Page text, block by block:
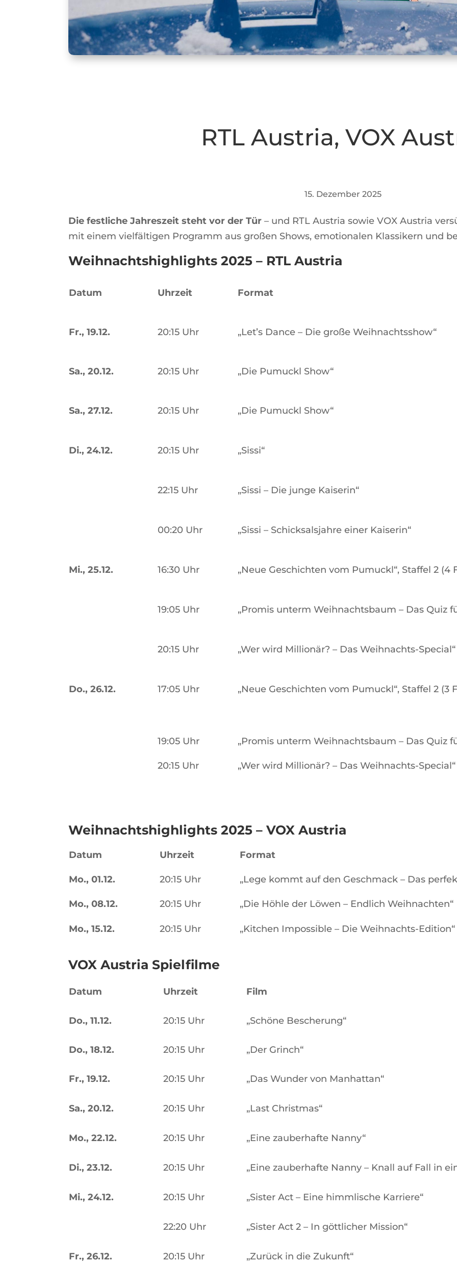
RTL Austria, VOX
15. Dezember 2025
Die festliche Jahreszeit steht vor der Tür – und RTL Austria sowie VOX Austria
mit einem vielfältigen Programm aus großen Shows, emotionalen Klassikern und
Weihnachtshighlights 2025 – RTL Austria
Datum Uhrzeit Format
Fr., 19.12. 20:15 Uhr „Let’s Dance – Die große Weihnachtsshow“
Sa., 20.12. 20:15 Uhr „Die Pumuckl Show“
Sa., 27.12. 20:15 Uhr „Die Pumuckl Show“
Di., 24.12. 20:15 Uhr „Sissi“
22:15 Uhr „Sissi – Die junge Kaiserin“
00:20 Uhr „Sissi – Schicksalsjahre einer Kaiserin“
Mi., 25.12. 16:30 Uhr „Neue Geschichten vom Pumuckl“, Staffel 2 (4
19:05 Uhr „Promis unterm Weihnachtsbaum – Das Quiz
20:15 Uhr „Wer wird Millionär? – Das Weihnachts-Special“
Do., 26.12. 17:05 Uhr „Neue Geschichten vom Pumuckl“, Staffel 2 (3
19:05 Uhr
20:15 Uhr
„Promis unterm Weihnachtsbaum – Das Quiz
„Wer wird Millionär? – Das Weihnachts-Special“
Weihnachtshighlights 2025 – VOX Austria
Datum Uhrzeit Format
Mo., 01.12. 20:15 Uhr „Lege kommt auf den Geschmack – Das
Mo., 08.12. 20:15 Uhr „Die Höhle der Löwen – Endlich Weihnachten“
Mo., 15.12. 20:15 Uhr „Kitchen Impossible – Die Weihnachts-Edition“
VOX Austria Spielfilme
Datum Uhrzeit Film
Do., 11.12. 20:15 Uhr „Schöne Bescherung“
Do., 18.12. 20:15 Uhr „Der Grinch“
Fr., 19.12. 20:15 Uhr „Das Wunder von Manhattan“
Sa., 20.12. 20:15 Uhr „Last Christmas“
Mo., 22.12. 20:15 Uhr „Eine zauberhafte Nanny“
Di., 23.12. 20:15 Uhr „Eine zauberhafte Nanny – Knall auf Fall in
Mi., 24.12. 20:15 Uhr „Sister Act – Eine himmlische Karriere“
22:20 Uhr „Sister Act 2 – In göttlicher Mission“
Fr., 26.12. 20:15 Uhr „Zurück in die Zukunft“